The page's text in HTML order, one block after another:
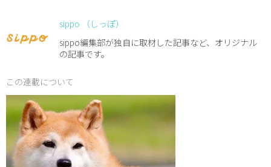
sippo （しっぽ）
sippo編集部が独自に取材した記事など、オリジナル
の記事です。
この連載について